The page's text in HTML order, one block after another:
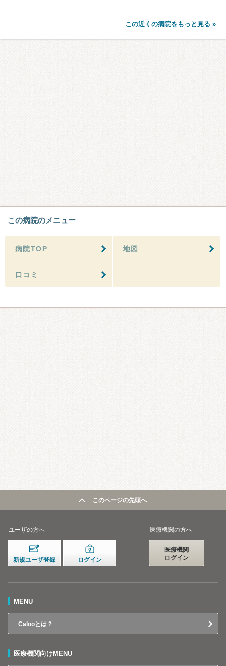
この近くの病院をもっと見る »
この病院のメニュー
病院TOP 地図
口コミ
このページの先頭へ
ユーザの方へ
新規ユーザ登録 ログイン
医療機関の方へ
医療機関
ログイン
MENU
Calooとは？
医療機関向けMENU